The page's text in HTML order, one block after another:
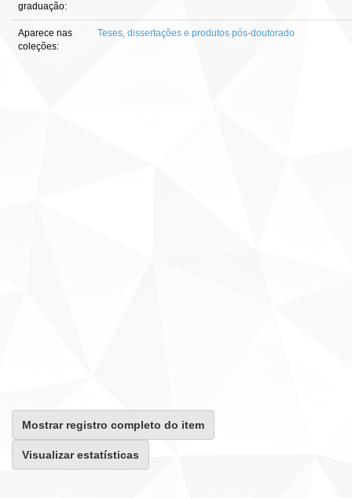
graduação:
Aparece nas
coleções:
Teses, dissertações e produtos pós-doutorado
Mostrar registro completo do item
Visualizar estatísticas